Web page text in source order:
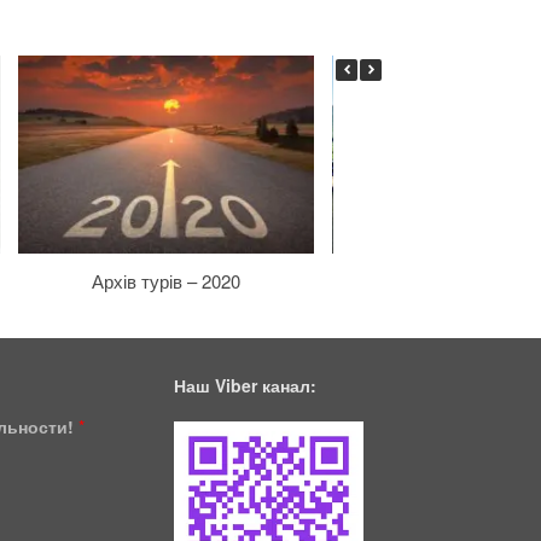
Архів турів – 2020
*
Наш Viber канал: